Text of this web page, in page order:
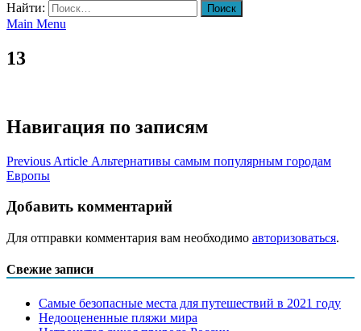
Найти:
Main Menu
13
Навигация по записям
Previous Article Альтернативы самым популярным городам
Европы
Добавить комментарий
Для отправки комментария вам необходимо авторизоваться.
Свежие записи
Самые безопасные места для путешествий в 2021 году
Недооцененные пляжи мира